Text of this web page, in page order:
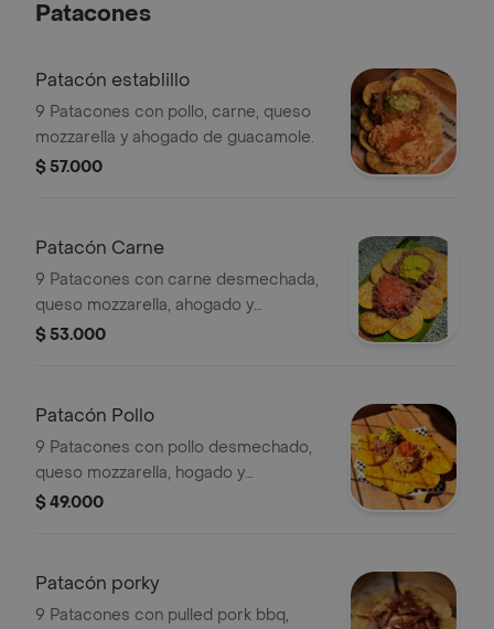
guacamole y sour cream.
Patacones
Patacón establillo
9 Patacones con pollo, carne, queso
mozzarella y ahogado de guacamole.
$ 57.000
Patacón Carne
9 Patacones con carne desmechada,
queso mozzarella, ahogado y
guacamole.
$ 53.000
Patacón Pollo
9 Patacones con pollo desmechado,
queso mozzarella, hogado y
guacamole.
$ 49.000
Patacón porky
9 Patacones con pulled pork bbq,